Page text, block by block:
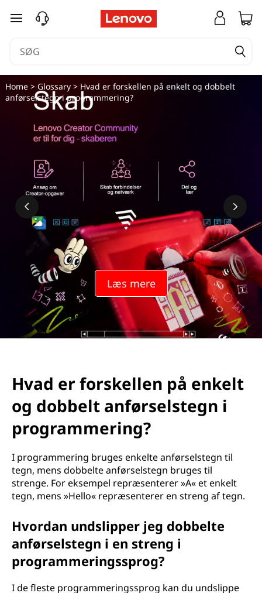
spring til hovedindhold
Læs mere
Home> Glossary> Hvad er forskellen på enkelt og dobbelt
anførselstegn i programmering?
Hvad er forskellen på enkelt
og dobbelt anførselstegn i
programmering?
I programmering bruges enkelte anførselstegn til
tegn, mens dobbelte anførselstegn bruges til
strenge. For eksempel repræsenterer »A« et enkelt
tegn, mens »Hello« repræsenterer en streng af tegn.
Hvordan undslipper jeg dobbelte
anførselstegn i en streng i
programmeringssprog?
I de fleste programmeringssprog kan du undslippe